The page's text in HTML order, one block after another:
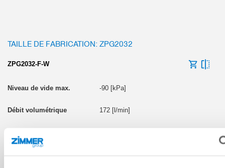
TAILLE DE FABRICATION: ZPG2032
ZPG2032-F-W
-90 [kPa]
172 [l/min]